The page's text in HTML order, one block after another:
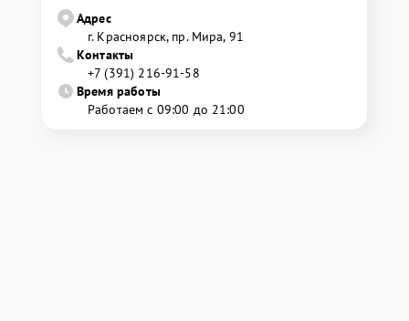
Адрес
г. Красноярск, ​пр. Мира, 91
Контакты
+7 (391) 216-91-58
Время работы
Работаем с 09:00 до 21:00